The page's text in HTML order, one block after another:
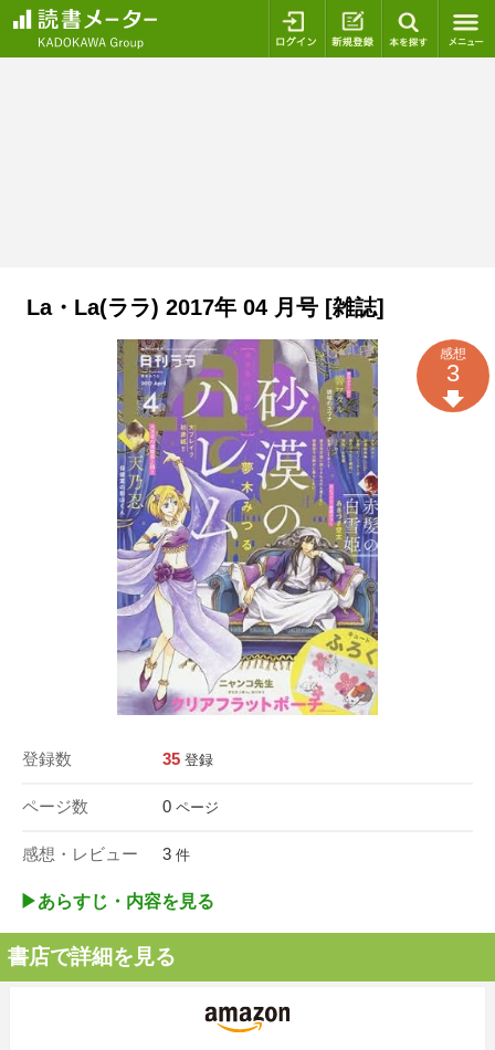
ログイン 新規登録
La・La(ララ) 2017年 04 月号 [雑誌]
登録数 35 登録
ページ数 0 ページ
感想・レビュー 3 件
感想
3
▶︎あらすじ・内容を見る
書店で詳細を見る